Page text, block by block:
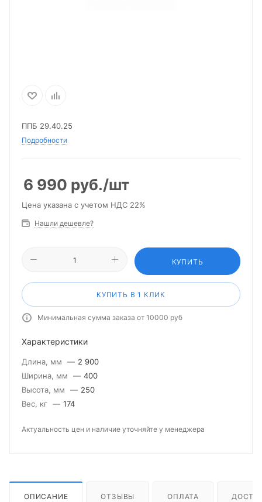
ППБ 29.40.25
Подробности
6 990 руб./шт
Цена указана с учетом НДС 22%
Нашли дешевле?
КУПИТЬ
КУПИТЬ В 1 КЛИК
Минимальная сумма заказа от 10000 руб
Характеристики
Длина, мм — 2 900
Ширина, мм
— 400
Высота, мм
— 250
Вес, кг — 174
Актуальность цен и наличие уточняйте у менеджера
ОПИСАНИЕ ОТЗЫВЫ ОПЛАТА